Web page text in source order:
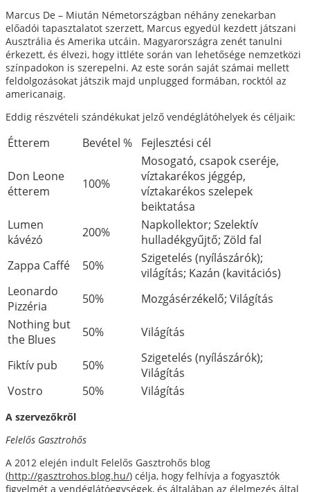
Marcus De – Miután Németországban néhány zenekarban
előadói tapasztalatot szerzett, Marcus egyedül kezdett játszani
Ausztrália és Amerika utcáin. Magyarországra zenét tanulni
érkezett, és élvezi, hogy ittléte során van lehetősége nemzetközi
színpadokon is szerepelni. Az este során saját számai mellett
feldolgozásokat játszik majd unplugged formában, rocktól az
americanaig.
Eddig részvételi szándékukat jelző vendéglátóhelyek és céljaik:
Étterem Bevétel % Fejlesztési cél
Don Leone
étterem
100%
Mosogató, csapok cseréje,
víztakarékos jéggép,
víztakarékos szelepek
beiktatása
Lumen
kávézó
200%
Napkollektor; Szelektív
hulladékgyűjtő; Zöld fal
Zappa Caffé
50%
Szigetelés (nyílászárók);
világítás; Kazán (kavitációs)
Leonardo
Pizzéria
50%
Mozgásérzékelő; Világítás
Nothing but
the Blues
50% Világítás
Fiktív pub 50%
Szigetelés (nyílászárók);
Világítás
Vostro
50% Világítás
A szervezőkről
Felelős Gasztrohős
A 2012 elején indult Felelős Gasztrohős blog
(http://gasztrohos.blog.hu/) célja, hogy felhívja a fogyasztók
figyelmét a vendéglátóegységek, és általában az élelmezés által